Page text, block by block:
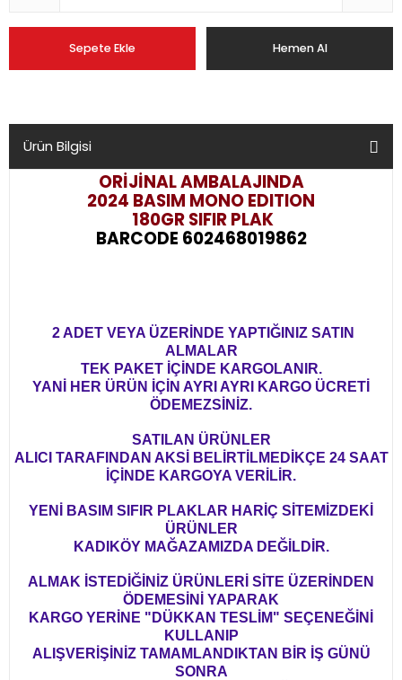
Sepete Ekle Hemen Al
Ürün Bilgisi
ORİJİNAL AMBALAJINDA
2024 BASIM MONO EDITION
180GR SIFIR PLAK
BARCODE 602468019862
2 ADET VEYA ÜZERİNDE YAPTIĞINIZ SATIN
ALMALAR
TEK PAKET İÇİNDE KARGOLANIR.
YANİ HER ÜRÜN İÇİN AYRI AYRI KARGO ÜCRETİ
ÖDEMEZSİNİZ.
SATILAN ÜRÜNLER
ALICI TARAFINDAN AKSİ BELİRTİLMEDİKÇE 24 SAAT
İÇİNDE KARGOYA VERİLİR.
YENİ BASIM SIFIR PLAKLAR HARİÇ SİTEMİZDEKİ
ÜRÜNLER
KADIKÖY MAĞAZAMIZDA DEĞİLDİR.
ALMAK İSTEDİĞİNİZ ÜRÜNLERİ SİTE ÜZERİNDEN
ÖDEMESİNİ YAPARAK
KARGO YERİNE "DÜKKAN TESLİM" SEÇENEĞİNİ
KULLANIP
ALIŞVERİŞİNİZ TAMAMLANDIKTAN BİR İŞ GÜNÜ
SONRA